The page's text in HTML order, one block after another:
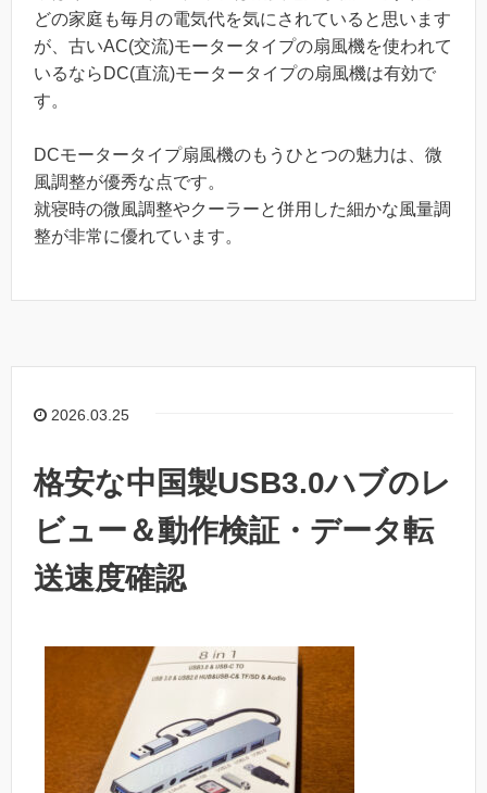
どの家庭も毎月の電気代を気にされていると思います
が、古いAC(交流)モータータイプの扇風機を使われて
いるならDC(直流)モータータイプの扇風機は有効で
す。
DCモータータイプ扇風機のもうひとつの魅力は、微
風調整が優秀な点です。
就寝時の微風調整やクーラーと併用した細かな風量調
整が非常に優れています。
2026.03.25
格安な中国製USB3.0ハブのレ
ビュー＆動作検証・データ転
送速度確認